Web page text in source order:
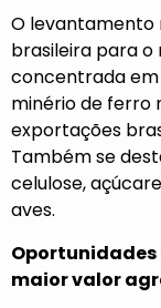
O levantamento
brasileira para
concentrada
minério de ferro
exportações
Também se
celulose,
aves.
maior valor